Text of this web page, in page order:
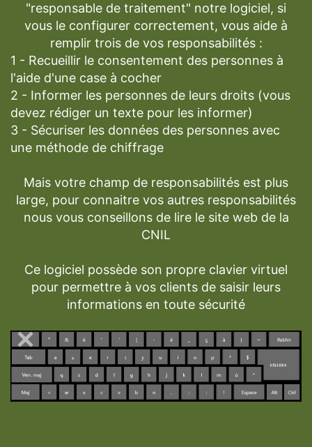
"responsable de traitement" notre logiciel, si
vous le configurer correctement, vous aide à
remplir trois de vos responsabilités :
1 - Recueillir le consentement des personnes à
l'aide d'une case à cocher
2 - Informer les personnes de leurs droits (vous
devez rédiger un texte pour les informer)
3 - Sécuriser les données des personnes avec
une méthode de chiffrage
Mais votre champ de responsabilités est plus
large, pour connaitre vos autres responsabilités
nous vous conseillons de lire le site web de la
CNIL
Ce logiciel possède son propre clavier virtuel
pour permettre à vos clients de saisir leurs
informations en toute sécurité